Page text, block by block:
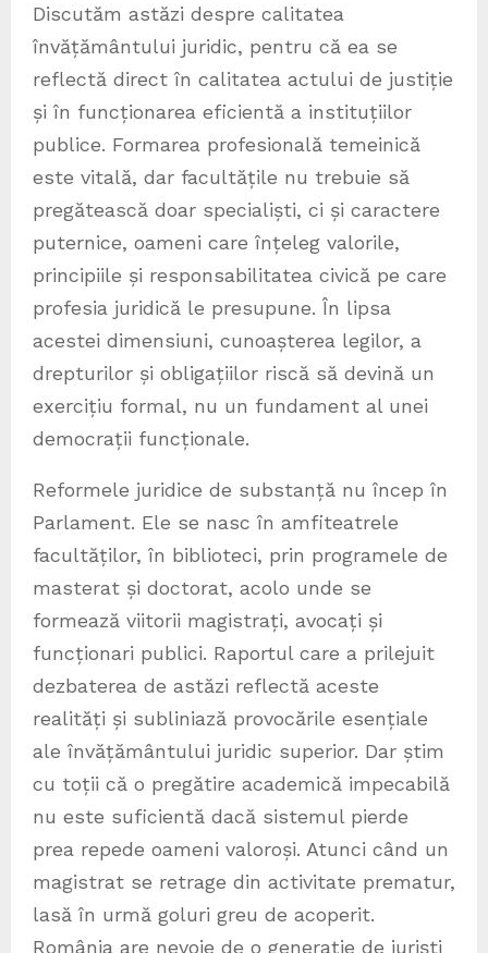
Discutăm astăzi despre calitatea
învățământului juridic, pentru că ea se
reflectă direct în calitatea actului de justiție
și în funcționarea eficientă a instituțiilor
publice. Formarea profesională temeinică
este vitală, dar facultățile nu trebuie să
pregătească doar specialiști, ci și caractere
puternice, oameni care înțeleg valorile,
principiile și responsabilitatea civică pe care
profesia juridică le presupune. În lipsa
acestei dimensiuni, cunoașterea legilor, a
drepturilor și obligațiilor riscă să devină un
exercițiu formal, nu un fundament al unei
democrații funcționale.
Reformele juridice de substanță nu încep în
Parlament. Ele se nasc în amfiteatrele
facultăților, în biblioteci, prin programele de
masterat și doctorat, acolo unde se
formează viitorii magistrați, avocați și
funcționari publici. Raportul care a prilejuit
dezbaterea de astăzi reflectă aceste
realități și subliniază provocările esențiale
ale învățământului juridic superior. Dar știm
cu toții că o pregătire academică impecabilă
nu este suficientă dacă sistemul pierde
prea repede oameni valoroși. Atunci când un
magistrat se retrage din activitate prematur,
lasă în urmă goluri greu de acoperit.
România are nevoie de o generație de juriști